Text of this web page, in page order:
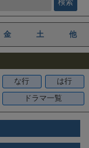
金 土 他
な行
は行
ドラマ一覧